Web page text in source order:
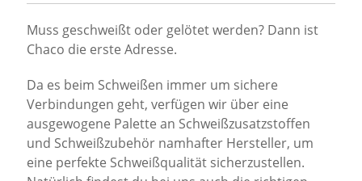
Muss geschweißt oder gelötet werden? Dann ist
Chaco die erste Adresse.
Da es beim Schweißen immer um sichere
Verbindungen geht, verfügen wir über eine
ausgewogene Palette an Schweißzusatzstoffen
und Schweißzubehör namhafter Hersteller, um
eine perfekte Schweißqualität sicherzustellen.